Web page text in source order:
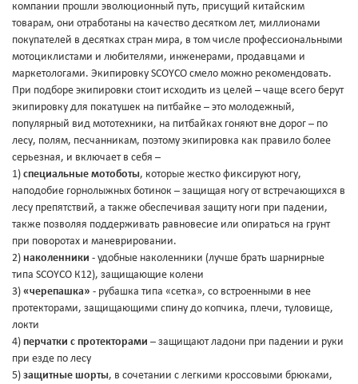
компании прошли эволюционный путь, присущий китайским
товарам, они отработаны на качество десятком лет, миллионами
покупателей в десятках стран мира, в том числе профессиональными
мотоциклистами и любителями, инженерами, продавцами и
маркетологами. Экипировку SCOYCO смело можно рекомендовать.
При подборе экипировки стоит исходить из целей – чаще всего берут
экипировку для покатушек на питбайке – это молодежный,
популярный вид мототехники, на питбайках гоняют вне дорог – по
лесу, полям, песчанникам, поэтому экипировка как правило более
серьезная, и включает в себя –
1) специальные мотоботы, которые жестко фиксируют ногу,
наподобие горнолыжных ботинок – защищая ногу от встречающихся в
лесу препятствий, а также обеспечивая защиту ноги при падении,
также позволяя поддерживать равновесие или опираться на грунт
при поворотах и маневрировании.
2) наколенники - удобные наколенники (лучше брать шарнирные
типа SCOYCO К12), защищающие колени
3) «черепашка» - рубашка типа «сетка», со встроенными в нее
протекторами, защищающими спину до копчика, плечи, туловище,
локти
4) перчатки с протекторами – защищают ладони при падении и руки
при езде по лесу
5) защитные шорты, в сочетании с легкими кроссовыми брюками,